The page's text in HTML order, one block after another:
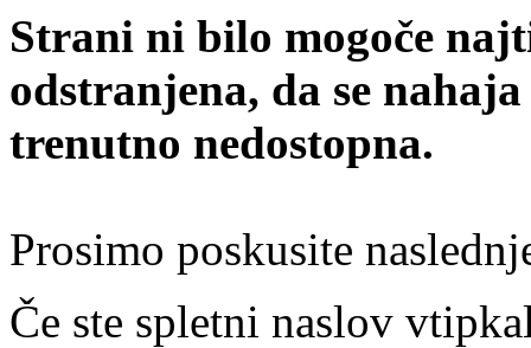
Strani ni bilo mogoče
odstranjena, da se
trenutno nedostopna.
Prosimo poskusite
Če ste spletni naslov